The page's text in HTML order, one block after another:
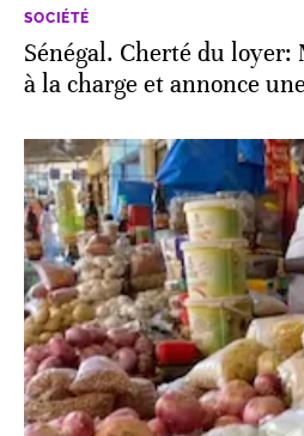
SOCIÉTÉ
Sénégal. Cherté du
à la charge et annonce